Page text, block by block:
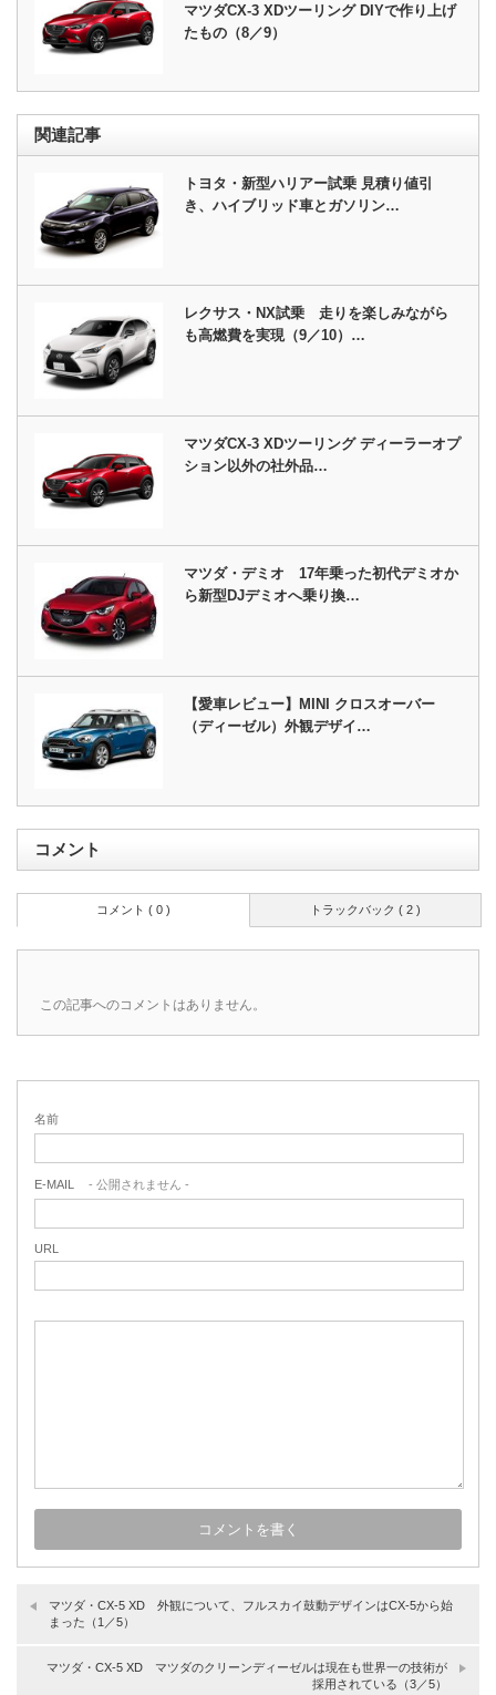
マツダCX-3 XDツーリング DIYで作り上げ
たもの（8／9）
関連記事
トヨタ・新型ハリアー試乗 見積り値引
き、ハイブリッド車とガソリン…
レクサス・NX試乗 走りを楽しみながら
も高燃費を実現（9／10）…
マツダCX-3 XDツーリング ディーラーオプ
ション以外の社外品…
マツダ・デミオ 17年乗った初代デミオか
ら新型DJデミオへ乗り換…
【愛車レビュー】MINI クロスオーバー
（ディーゼル）外観デザイ…
コメント
トラックバック ( 2 )
コメント ( 0 )
この記事へのコメントはありません。
名前
E-MAIL - 公開されません -
URL
マツダ・CX-5 XD 外観について、フルスカイ鼓動デザインはCX-5から始
まった（1／5）
マツダ・CX-5 XD マツダのクリーンディーゼルは現在も世界一の技術が
採用されている（3／5）